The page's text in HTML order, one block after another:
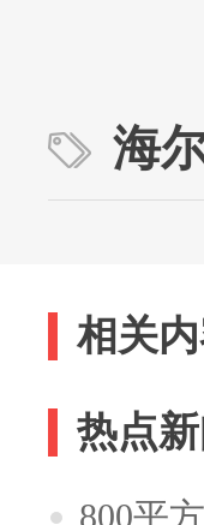
海
相关
热点新
800平